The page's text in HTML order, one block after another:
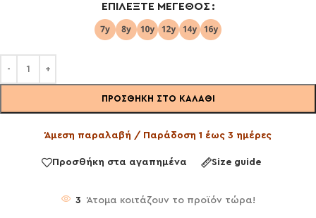
ΕΠΙΛΈΞΤΕ ΜΈΓΕΘΟΣ
ΠΡΟΣΘΉΚΗ ΣΤΟ ΚΑΛΆΘΙ
Άμεση παραλαβή / Παράδοση 1 έως 3 ημέρες
Προσθήκη στα αγαπημένα Size guide
3 Άτομα κοιτάζουν το προϊόν τώρα!